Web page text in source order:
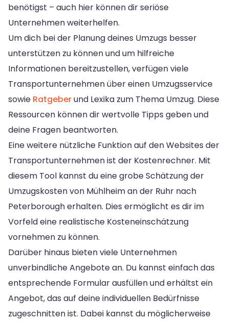
benötigst – auch hier können dir seriöse
Unternehmen weiterhelfen.
Um dich bei der Planung deines Umzugs besser
unterstützen zu können und um hilfreiche
Informationen bereitzustellen, verfügen viele
Transportunternehmen über einen Umzugsservice
sowie Ratgeberund Lexika zum Thema Umzug. Diese
Ressourcen können dir wertvolle Tipps geben und
deine Fragen beantworten.
Eine weitere nützliche Funktion auf den Websites der
Transportunternehmen ist der Kostenrechner. Mit
diesem Tool kannst du eine grobe Schätzung der
Umzugskosten von Mühlheim an der Ruhr nach
Peterborough erhalten. Dies ermöglicht es dir im
Vorfeld eine realistische Kosteneinschätzung
vornehmen zu können.
Darüber hinaus bieten viele Unternehmen
unverbindliche Angebote an. Du kannst einfach das
entsprechende Formular ausfüllen und erhältst ein
Angebot, das auf deine individuellen Bedürfnisse
zugeschnitten ist. Dabei kannst du möglicherweise